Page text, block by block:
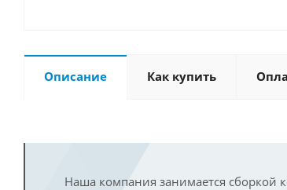
Описание Как купить
Наша компания занимается сборкой